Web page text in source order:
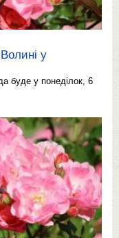
у
буде у понеділок, 6